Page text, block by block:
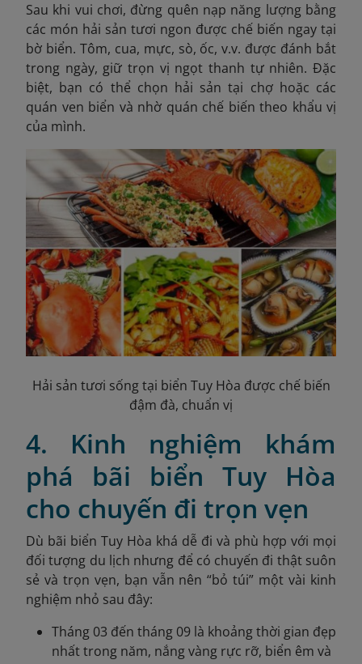
Sau khi vui chơi, đừng quên nạp năng lượng bằng
các món hải sản tươi ngon được chế biến ngay tại
bờ biển. Tôm, cua, mực, sò, ốc, v.v. được đánh bắt
trong ngày, giữ trọn vị ngọt thanh tự nhiên. Đặc
biệt, bạn có thể chọn hải sản tại chợ hoặc các
quán ven biển và nhờ quán chế biến theo khẩu vị
của mình.
Hải sản tươi sống tại biển Tuy Hòa được chế biến
đậm đà, chuẩn vị
4. Kinh nghiệm khám
phá bãi biển Tuy Hòa
cho chuyến đi trọn vẹn
Dù bãi biển Tuy Hòa khá dễ đi và phù hợp với mọi
đối tượng du lịch nhưng để có chuyến đi thật suôn
sẻ và trọn vẹn, bạn vẫn nên “bỏ túi” một vài kinh
nghiệm nhỏ sau đây:
Tháng 03 đến tháng 09 là khoảng thời gian đẹp
nhất trong năm, nắng vàng rực rỡ, biển êm và